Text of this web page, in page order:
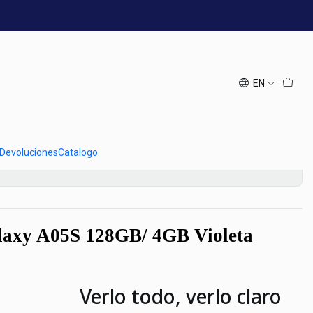
EN
Catalogo
A05s 128GB4GB
A05S 128GB/ 4GB Violeta
Verlo todo, verlo claro